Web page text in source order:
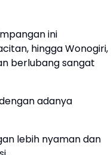
ini
hingga Wonogiri,
berlubang sangat
adanya
lebih nyaman dan